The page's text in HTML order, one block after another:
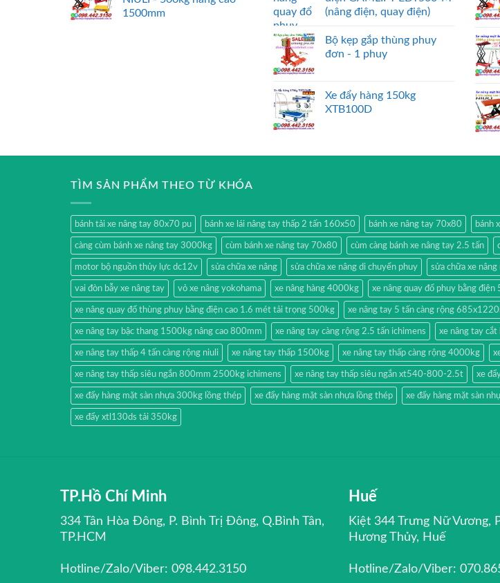
1500mm
(nâng điện, quay điện)
Bộ kẹp gắp thùng phuy
đơn - 1 phuy
Xe đẩy hàng 150kg
XTB100D
TÌM SẢN PHẨM THEO TỪ KHÓA
bánh tải xe nâng tay 80x70 pu bánh xe lái nâng tay thấp 2 tấn 160x50 bánh xe nâng tay 70x80 bánh
càng cùm bánh xe nâng tay 3000kg cùm bánh xe nâng tay 70x80 cùm càng bánh xe nâng tay 2.5 tấn
motor bộ nguồn thủy lực dc12v sửa chữa xe nâng sửa chữa xe nâng di chuyển phuy sửa chữa xe nâng
vai đòn bẫy xe nâng tay vỏ xe nâng yokohama xe nâng hàng 4000kg xe nâng quay đổ phuy bằng
xe nâng quay đổ thùng phuy bằng điện cao 1.6 mét tải trọng 500kg xe nâng tay 5 tấn càng rộng
xe nâng tay bậc thang 1500kg nâng cao 800mm xe nâng tay càng rộng 2.5 tấn ichimens xe nâng tay cắt
xe nâng tay thấp 4 tấn càng rộng niuli xe nâng tay thấp 1500kg xe nâng tay thấp càng rộng 4000kg
xe nâng tay thấp siêu ngắn 800mm 2500kg ichimens xe nâng tay thấp siêu ngắn xt540-800-2.5t xe
xe đẩy hàng mặt sàn nhựa 300kg lồng thép xe đẩy hàng mặt sàn nhựa lồng thép xe đẩy hàng mặt sàn
xe đẩy xtl130ds tải 350kg
TP.Hồ Chí Minh
334 Tân Hòa Đông, P. Bình Trị Đông, Q.Bình Tân,
TP.HCM
Hotline/Zalo/Viber: 098.442.3150
Huế
Kiệt 344 Trưng Nữ Vương,
Hương Thủy, Huế
Hotline/Zalo/Viber: